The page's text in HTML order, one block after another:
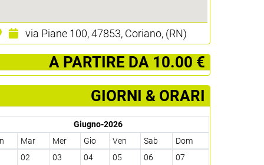
via Piane 100, 47853, Coriano, (RN)
­ A PARTIRE DA 10.00 €
GIORNI & ORARI
Giugno-2026
Mar Mer Gio Ven Sab
Dom
02 03 04 05 06 07